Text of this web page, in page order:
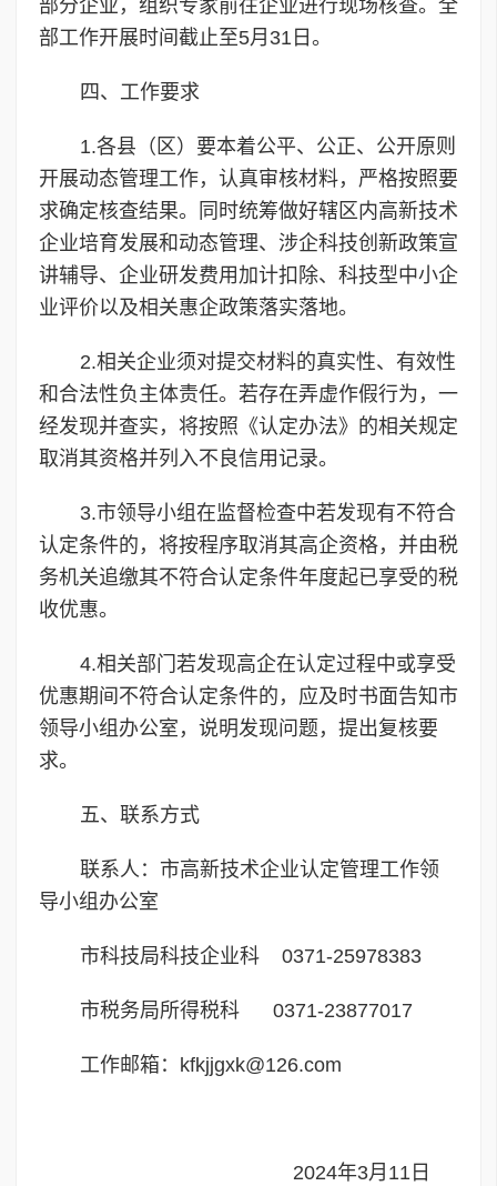
部分企业，组织专家前往企业进行现场核查。全
部工作开展时间截止至5月31日。
四、工作要求
1.各县（区）要本着公平、公正、公开原则
开展动态管理工作，认真审核材料，严格按照要
求确定核查结果。同时统筹做好辖区内高新技术
企业培育发展和动态管理、涉企科技创新政策宣
讲辅导、企业研发费用加计扣除、科技型中小企
业评价以及相关惠企政策落实落地。
2.相关企业须对提交材料的真实性、有效性
和合法性负主体责任。若存在弄虚作假行为，一
经发现并查实，将按照《认定办法》的相关规定
取消其资格并列入不良信用记录。
3.市领导小组在监督检查中若发现有不符合
认定条件的，将按程序取消其高企资格，并由税
务机关追缴其不符合认定条件年度起已享受的税
收优惠。
4.相关部门若发现高企在认定过程中或享受
优惠期间不符合认定条件的，应及时书面告知市
领导小组办公室，说明发现问题，提出复核要
求。
五、联系方式
联系人：市高新技术企业认定管理工作领
导小组办公室
市科技局科技企业科 0371-25978383
市税务局所得税科 0371-23877017
工作邮箱：kfkjjgxk@126.com
2024年3月11日